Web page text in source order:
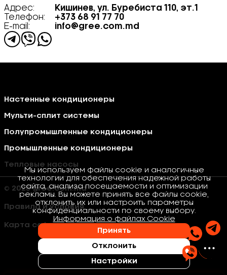
Адрес:
Кишинев, ул. Буребиста 110, эт.1
Телефон:
+373 68 91 77 70
E-mail:
info@gree.com.md
Настенные кондиционеры
Мульти-сплит системы
Полупромышленные кондиционеры
Промышленные кондиционеры
Тепловые насосы
© 2025 gree.com.md
Правила и условия
Карта сайта
Мы используем файлы cookie и аналогичные
технологии для обеспечения надежной работы
сайта, анализа посещаемости и оптимизации
рекламы. Вы можете принять все файлы cookie,
отклонить их или настроить параметры
конфиденциальности по своему выбору.
Информация о файлах Cookie
Принять
Отклонить
Настройки